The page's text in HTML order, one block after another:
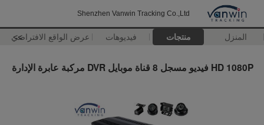
Shenzhen Vanwin Tracking Co.,Ltd
المنزل منتجات فيديوهات عرض الواقع الافتراضي
>>
HD 1080P فيديو مسجل 8 قناة موبايل DVR مركبة عابرة الإدارة